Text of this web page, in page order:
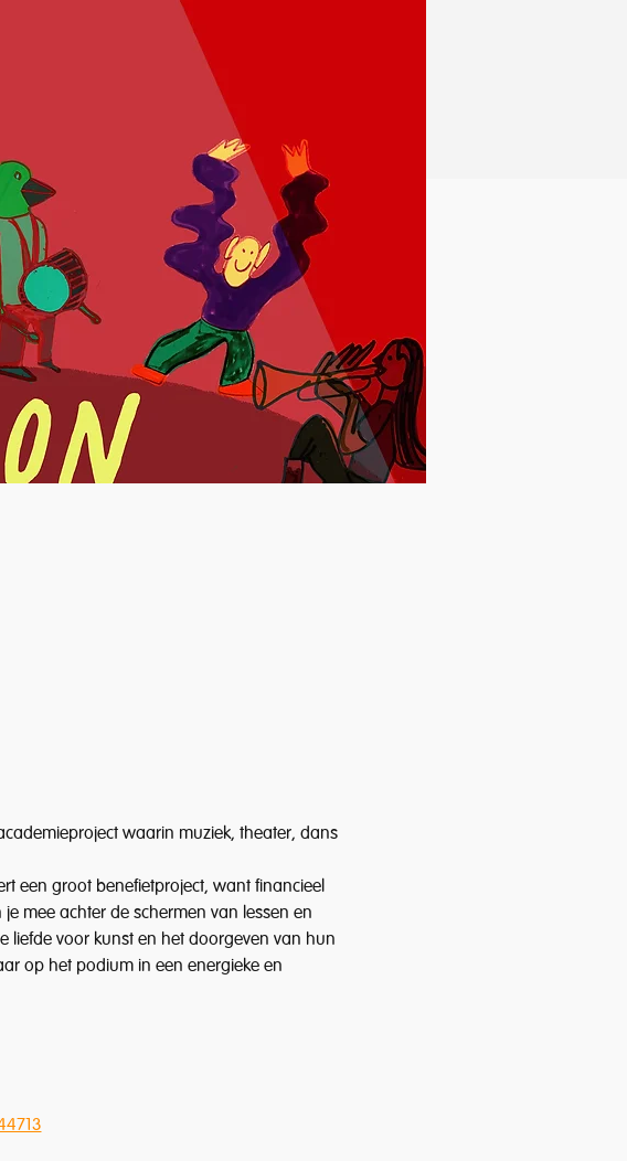
waarin muziek, theater, dans
een groot benefietproject, want financieel
mee achter de schermen van lessen en
liefde voor kunst en het doorgeven van hun
op het podium in een energieke en